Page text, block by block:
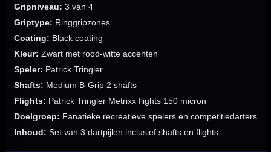
Gripniveau: 3 van 4
Griptype: Ringgripzones
Coating: Black coating
Kleur: Zwart met rood-witte accenten
Speler: Patrick Tringler
Shafts: Medium B-Grip 2 shafts
Flights: Patrick Tringler Metrixx flights 150 micron
Doelgroep: Fanatieke recreatieve spelers en competitiedarters
Inhoud: Set van 3 dartpijlen inclusief shafts en flights